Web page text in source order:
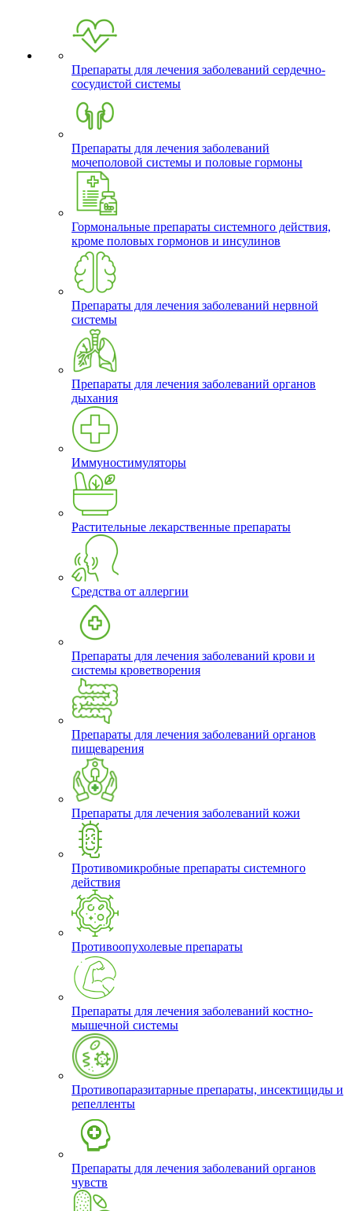
Препараты для лечения заболеваний сердечно-
сосудистой системы
Препараты для лечения заболеваний
мочеполовой системы и половые гормоны
Гормональные препараты системного действия,
кроме половых гормонов и инсулинов
Препараты для лечения заболеваний нервной
системы
Препараты для лечения заболеваний органов
дыхания
Иммуностимуляторы
Растительные лекарственные препараты
Средства от аллергии
Препараты для лечения заболеваний крови и
системы кроветворения
Препараты для лечения заболеваний органов
пищеварения
Препараты для лечения заболеваний кожи
Противомикробные препараты системного
действия
Противоопухолевые препараты
Препараты для лечения заболеваний костно-
мышечной системы
Противопаразитарные препараты, инсектициды и
репелленты
Препараты для лечения заболеваний органов
чувств